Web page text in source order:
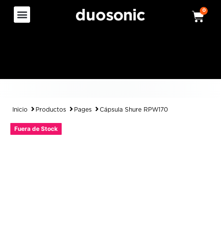
0
Inicio Productos Pages Cápsula Shure RPW170
Fuera de Stock